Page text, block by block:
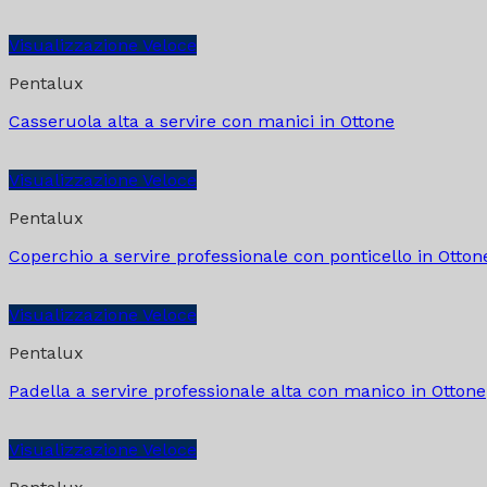
Visualizzazione Veloce
Pentalux
Casseruola alta a servire con manici in Ottone
Visualizzazione Veloce
Pentalux
Coperchio a servire professionale con ponticello in
Visualizzazione Veloce
Pentalux
Padella a servire professionale alta con manico in Ottone
Visualizzazione Veloce